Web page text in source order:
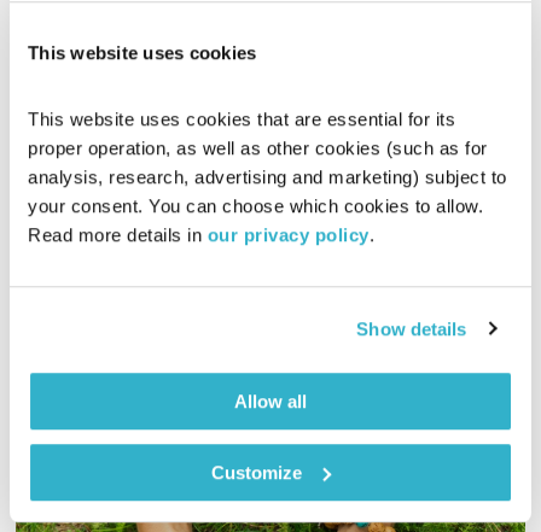
This website uses cookies
This website uses cookies that are essential for its
proper operation, as well as other cookies (such as for
analysis, research, advertising and marketing) subject to
your consent. You can choose which cookies to allow.
Read more details in our privacy policy.
Show details
Allow all
Customize
תכניות וקטעים נבחרים
שדרנים מתחלפים
27.09.23
01:10:08
אסי זגדון בסדרת שיחות עם הרבה ספיר אייל נוימן על החיבור בין